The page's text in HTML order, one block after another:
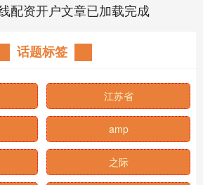
配资开户文章已加载完成
话题标签
江苏省
amp
之际